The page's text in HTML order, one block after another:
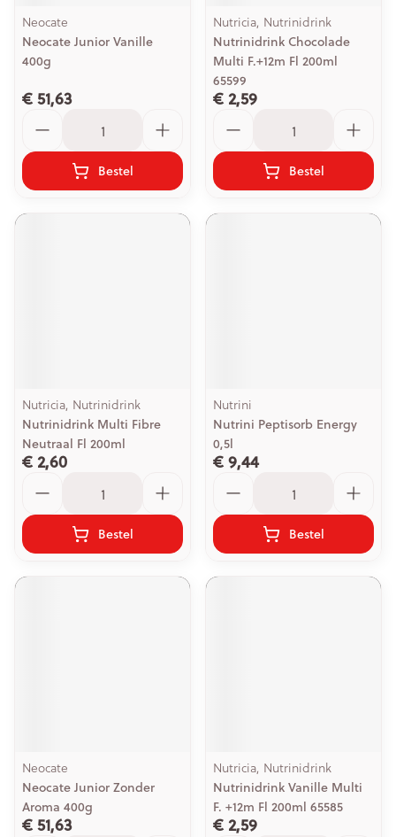
Neocate
Neocate Junior Vanille
400g
€ 51,63
Bestel
Nutricia, Nutrinidrink
Nutrinidrink Chocolade
Multi F.+12m Fl 200ml
65599
€ 2,59
Bestel
Nutricia, Nutrinidrink
Nutrinidrink Multi Fibre
Neutraal Fl 200ml
€ 2,60
Bestel
Nutrini
Nutrini Peptisorb Energy
0,5l
€ 9,44
Bestel
Neocate
Neocate Junior Zonder
Aroma 400g
€ 51,63
Nutricia, Nutrinidrink
Nutrinidrink Vanille Multi
F. +12m Fl 200ml 65585
€ 2,59